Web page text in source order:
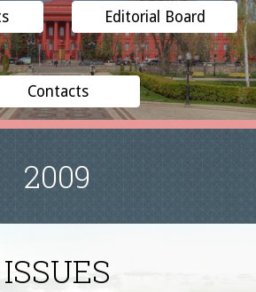
Editorial Board
Contacts
2009
ISSUES